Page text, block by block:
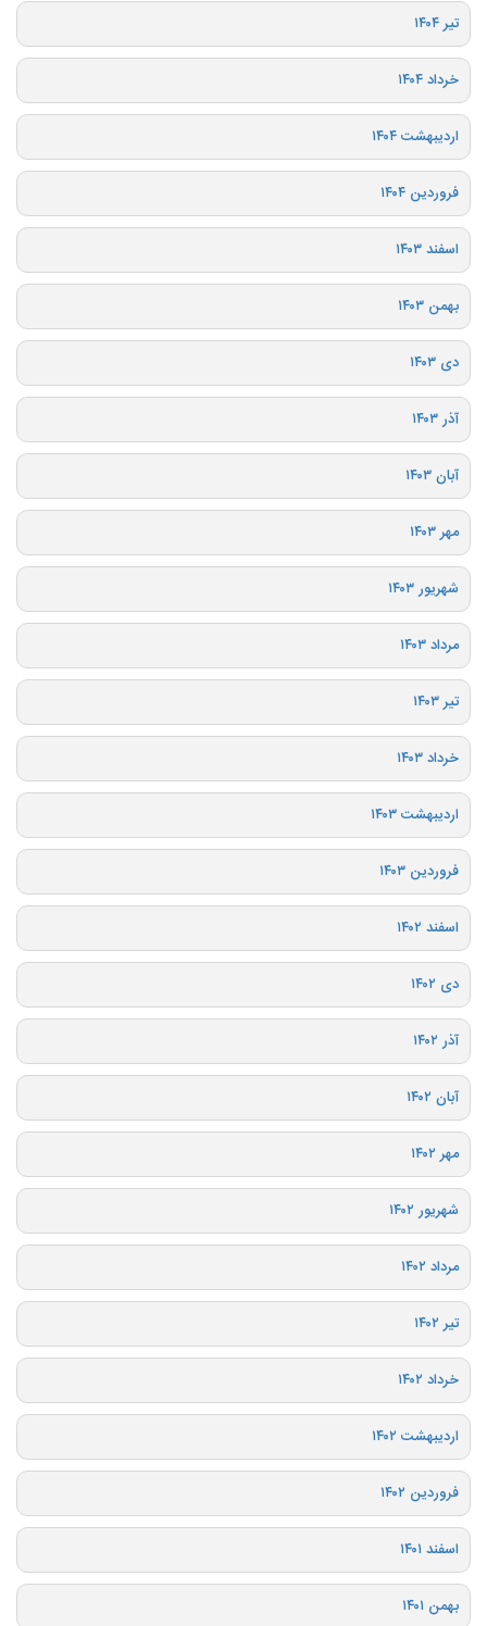
تیر ۱۴۰۴
خرداد ۱۴۰۴
اردیبهشت ۱۴۰۴
فروردین ۱۴۰۴
اسفند ۱۴۰۳
بهمن ۱۴۰۳
دی ۱۴۰۳
آذر ۱۴۰۳
آبان ۱۴۰۳
مهر ۱۴۰۳
شهریور ۱۴۰۳
مرداد ۱۴۰۳
تیر ۱۴۰۳
خرداد ۱۴۰۳
اردیبهشت ۱۴۰۳
فروردین ۱۴۰۳
اسفند ۱۴۰۲
دی ۱۴۰۲
آذر ۱۴۰۲
آبان ۱۴۰۲
مهر ۱۴۰۲
شهریور ۱۴۰۲
مرداد ۱۴۰۲
تیر ۱۴۰۲
خرداد ۱۴۰۲
اردیبهشت ۱۴۰۲
فروردین ۱۴۰۲
اسفند ۱۴۰۱
بهمن ۱۴۰۱